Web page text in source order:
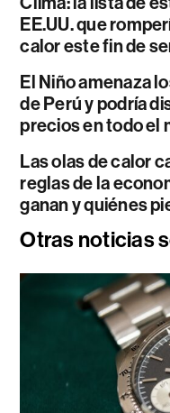
EE.UU. que
calor este fin de
El Niño amenaza
de Perú y podría
precios en todo el
Las olas de calor
reglas de la
ganan y quiénes
Otras noticias